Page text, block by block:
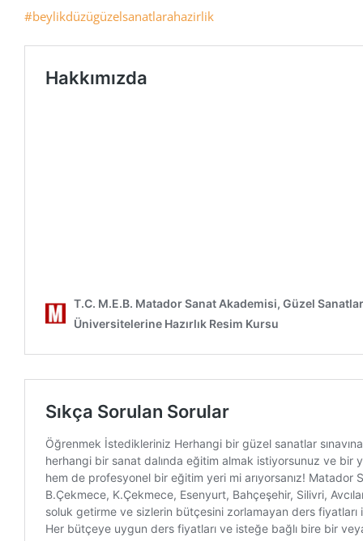
#beylikdüzügüzelsanatlarahazirlik